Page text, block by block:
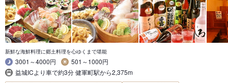
新鮮な海鮮料理に郷土料理を心ゆくまで堪能
3001～4000円
501～1000円
益城ICより車で約3分 健軍町駅から2,375m